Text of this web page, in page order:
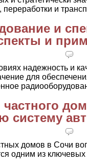
и
и
и
надежность и
для
частного
систему
домов в Сочи
одним из